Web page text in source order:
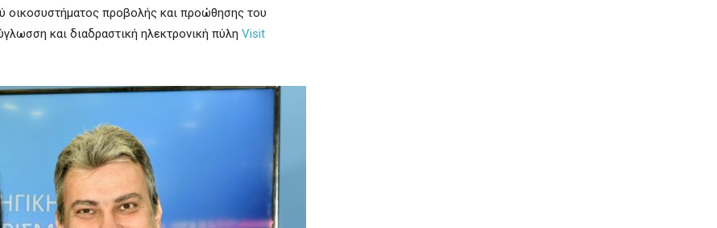
οικοσυστήματος προβολής και προώθησης του
και διαδραστική ηλεκτρονική πύλη Visit